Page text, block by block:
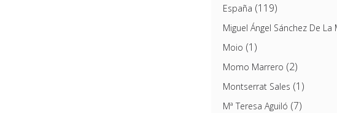
España (119)
Miguel Ángel Sánchez De
Moio (1)
Momo Marrero (2)
Montserrat Sales (1)
Mª Teresa Aguiló (7)